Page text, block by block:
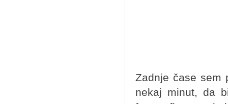
Zadnje čase sem
nekaj minut, da